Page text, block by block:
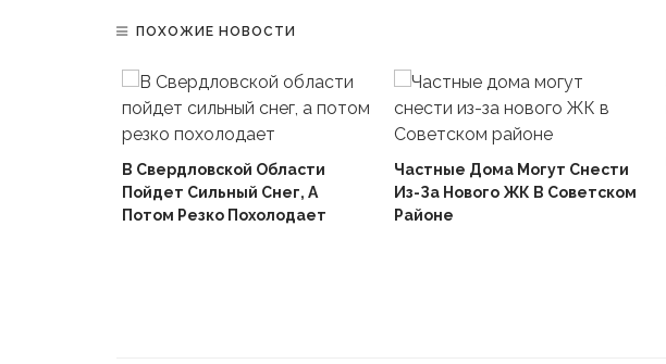
ПОХОЖИЕ НОВОСТИ
В Свердловской Области
Пойдет Сильный Снег, А
Потом Резко Похолодает
Частные Дома Могут Снести
Из-За Нового ЖК В Советском
Районе